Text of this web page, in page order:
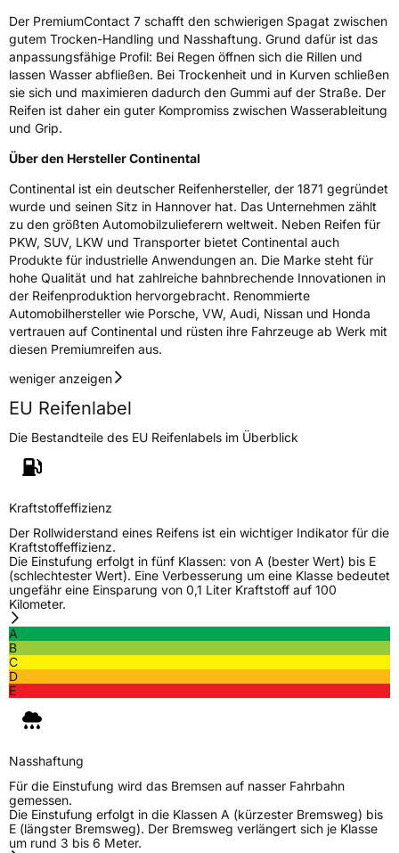
Der PremiumContact 7 schafft den schwierigen Spagat zwischen
gutem Trocken-Handling und Nasshaftung. Grund dafür ist das
anpassungsfähige Profil: Bei Regen öffnen sich die Rillen und
lassen Wasser abfließen. Bei Trockenheit und in Kurven schließen
sie sich und maximieren dadurch den Gummi auf der Straße. Der
Reifen ist daher ein guter Kompromiss zwischen Wasserableitung
und Grip.
Über den Hersteller Continental
Continental ist ein deutscher Reifenhersteller, der 1871 gegründet
wurde und seinen Sitz in Hannover hat. Das Unternehmen zählt
zu den größten Automobilzulieferern weltweit. Neben Reifen für
PKW, SUV, LKW und Transporter bietet Continental auch
Produkte für industrielle Anwendungen an. Die Marke steht für
hohe Qualität und hat zahlreiche bahnbrechende Innovationen in
der Reifenproduktion hervorgebracht. Renommierte
Automobilhersteller wie Porsche, VW, Audi, Nissan und Honda
vertrauen auf Continental und rüsten ihre Fahrzeuge ab Werk mit
diesen Premiumreifen aus.
weniger anzeigen
EU Reifenlabel
Die Bestandteile des EU Reifenlabels im Überblick
Kraftstoffeffizienz
Der Rollwiderstand eines Reifens ist ein wichtiger Indikator für die
Kraftstoffeffizienz.
Die Einstufung erfolgt in fünf Klassen: von A (bester Wert) bis E
(schlechtester Wert). Eine Verbesserung um eine Klasse bedeutet
ungefähr eine Einsparung von 0,1 Liter Kraftstoff auf 100
Kilometer.
A
B
C
D
E
Nasshaftung
Für die Einstufung wird das Bremsen auf nasser Fahrbahn
gemessen.
Die Einstufung erfolgt in die Klassen A (kürzester Bremsweg) bis
E (längster Bremsweg). Der Bremsweg verlängert sich je Klasse
um rund 3 bis 6 Meter.